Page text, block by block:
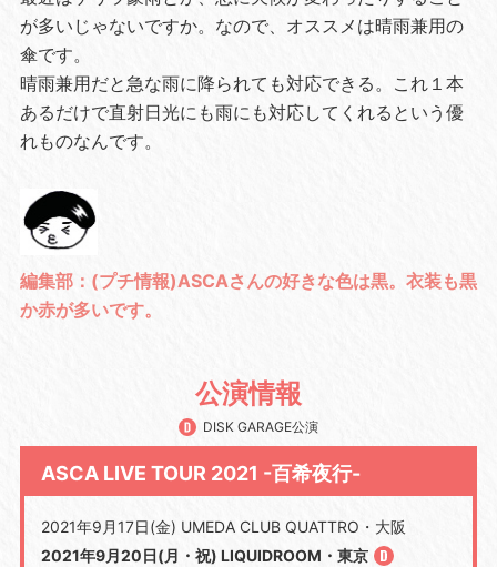
が多いじゃないですか。なので、オススメは晴雨兼用の
傘です。
晴雨兼用だと急な雨に降られても対応できる。これ１本
あるだけで直射日光にも雨にも対応してくれるという優
れものなんです。
編集部：(プチ情報)ASCAさんの好きな色は黒。衣装も黒
か赤が多いです。
公演情報
DISK GARAGE公演
ASCA LIVE TOUR 2021 -百希夜行-
2021年9月17日(金) UMEDA CLUB QUATTRO・大阪
2021年9月20日(月・祝) LIQUIDROOM・東京